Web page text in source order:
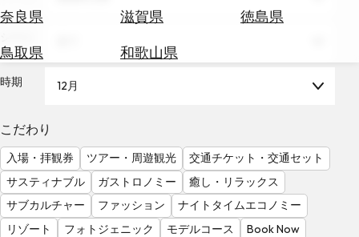
奈良県
滋賀県
徳島県
鳥取県
和歌山県
テ
を
調
べ
る
天
気
を
見
る
時期 12月
こだわり
入場・拝観券 ツアー・周遊観光
交通チケット・交通セット
サスティナブル
ガストロノミー
癒し・リラックス
サブカルチャー
ファッション
ナイトタイムエコノミー
リゾート
フォトジェニック モデルコース Book Now